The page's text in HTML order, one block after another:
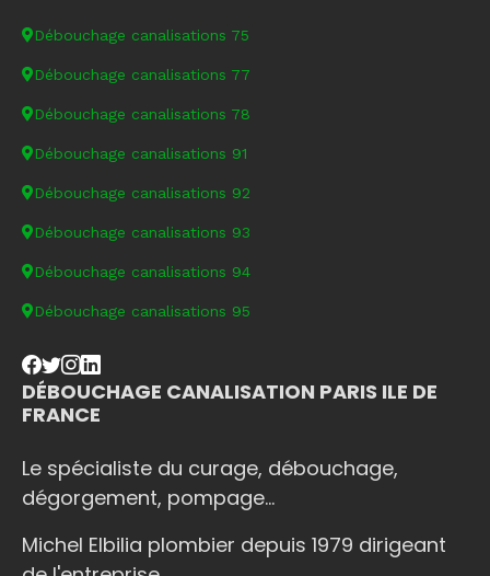
Débouchage canalisations 75
Débouchage canalisations 77
Débouchage canalisations 78
Débouchage canalisations 91
Débouchage canalisations 92
Débouchage canalisations 93
Débouchage canalisations 94
Débouchage canalisations 95
DÉBOUCHAGE CANALISATION PARIS ILE DE
FRANCE
Le spécialiste du curage, débouchage,
dégorgement, pompage...
Michel Elbilia plombier depuis 1979 dirigeant